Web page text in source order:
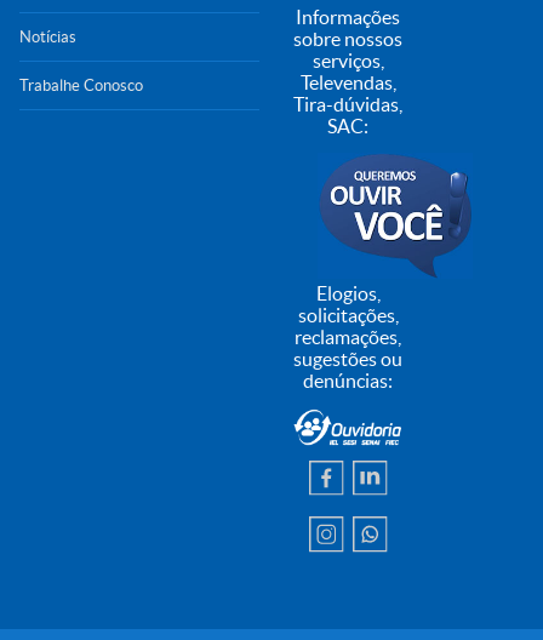
Notícias
Trabalhe Conosco
Informações
sobre nossos
serviços,
Televendas,
Tira-dúvidas,
SAC:
Elogios,
solicitações,
reclamações,
sugestões ou
denúncias: